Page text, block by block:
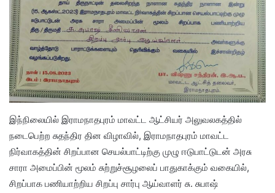
இந்நிலையில் இராமநாதபுரம் மாவட்ட ஆட்சியர் அலுவலகத்தில்
நடைபெற்ற சுதந்திர தின விழாவில், இராமநாதபுரம் மாவட்ட
நிர்வாகத்தின் சிறப்பான செயல்பாட்டிற்கு முழு ஈடுபாட்டுடன் அரசு
சாரா அமைப்பின் மூலம் சுற்றுச்சூழலைப் பாதுகாக்கும் வகையில்,
சிறப்பாக பணியாற்றிய சிறப்பு சார்பு ஆய்வாளர் சு. சுபாஷ்